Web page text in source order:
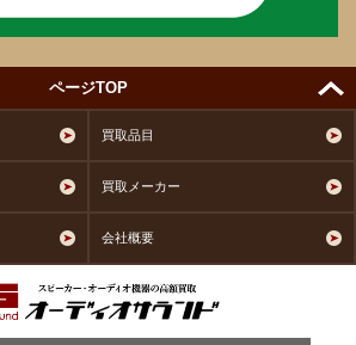
ページTOP
買取品目
買取メーカー
会社概要